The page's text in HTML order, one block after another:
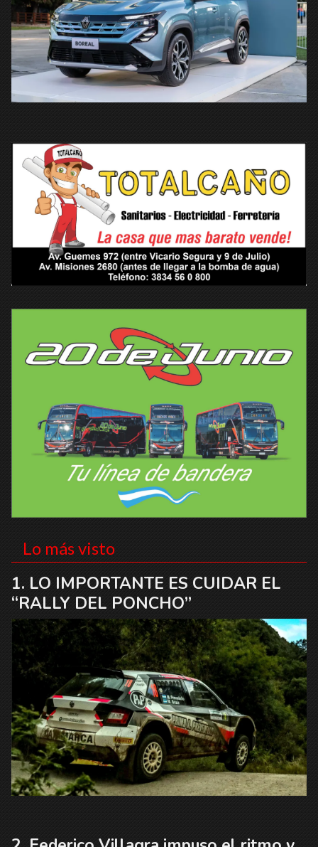
Lo más visto
LO IMPORTANTE ES CUIDAR EL
“RALLY DEL PONCHO”